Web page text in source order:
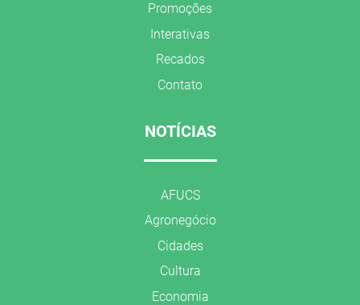
Promoções
Interativas
Recados
Contato
NOTÍCIAS
AFUCS
Agronegócio
Cidades
Cultura
Economia